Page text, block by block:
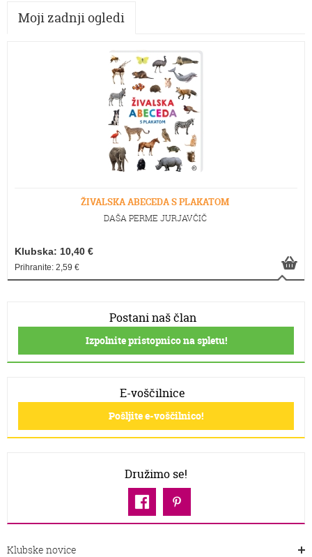
Moji zadnji ogledi
ŽIVALSKA ABECEDA S PLAKATOM
DAŠA PERME JURJAVČIČ
Klubska: 10,40 €
Prihranite: 2,59 €
Postani naš član
Izpolnite pristopnico na spletu!
E-voščilnice
Pošljite e-voščilnico!
Družimo se!
Klubske novice